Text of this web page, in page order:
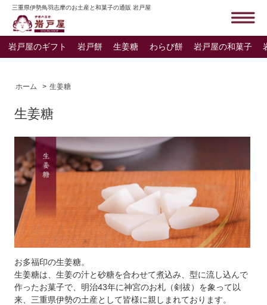
三重県伊勢鳥羽志摩のお土産と和菓子の通販 岩戸屋
岩戸屋のギフト 岩戸餅 生姜糖 わらび餅 岩戸屋の和菓子
ホーム > 生姜糖
生姜糖
お多福印の生姜糖。
生姜糖は、生姜の汁と砂糖を合わせて煮込み、型に流し込んで
作ったお菓子で、明治43年に神宮のお札（剣祓）を象って以
来、三重県伊勢の土産として皆様に親しまれております。